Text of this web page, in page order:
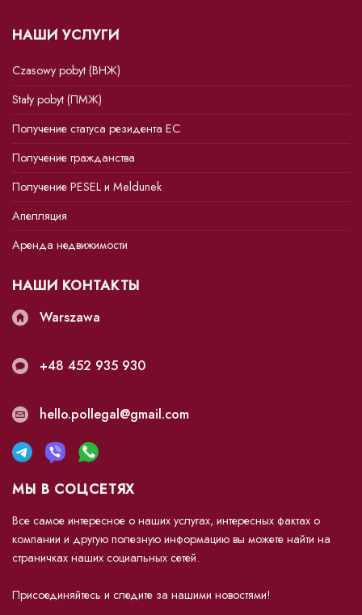
НАШИ УСЛУГИ
Czasowy pobyt (ВНЖ)
Stały pobyt (ПМЖ)
Получение статуса резидента ЕС
Получение гражданства
Получение PESEL и Meldunek
Апелляция
Аренда недвижимости
НАШИ КОНТАКТЫ
Warszawa
+48 452 935 930
hello.pollegal@gmail.com
МЫ В СОЦСЕТЯХ
Все самое интересное о наших услугах, интересных фактах о
компании и другую полезную информацию вы можете найти на
страничках наших социальных сетей.
Присоединяйтесь и следите за нашими новостями!